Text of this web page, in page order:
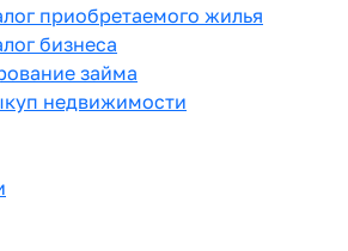
приобретаемого жилья
бизнеса
займа
недвижимости